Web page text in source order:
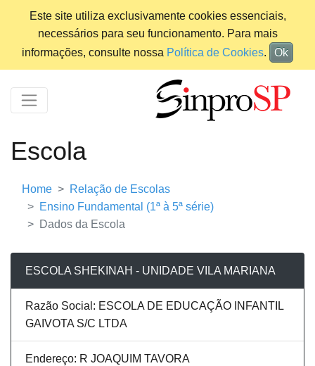
Este site utiliza exclusivamente cookies essenciais,
necessários para seu funcionamento. Para mais
informações, consulte nossa Política de Cookies. Ok
Escola
Home
Relação de Escolas
Ensino Fundamental (1ª à 5ª série)
Dados da Escola
ESCOLA SHEKINAH - UNIDADE VILA MARIANA
Razão Social: ESCOLA DE EDUCAÇÃO INFANTIL
GAIVOTA S/C LTDA
Endereço: R JOAQUIM TAVORA